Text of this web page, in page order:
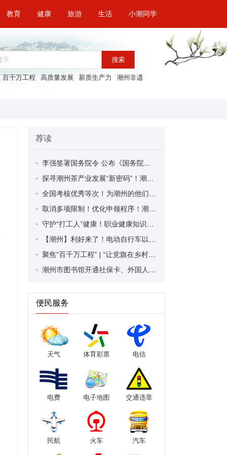
教育 健康 旅游 生活 小潮同学
搜索
百千万工程 高质量发展 新质生产力 潮州非遗
荐读
便民服务
天气 体育彩票 电信
电费 电子地图 交通违章
民航 火车 汽车